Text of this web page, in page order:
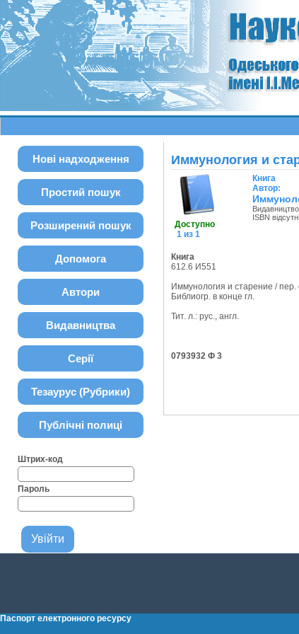
Нові надходження
Простий пошук
Розширений пошук
Допомога
Автори
Видавництва
Серії
Тезаурус (Рубрики)
Публічні полиці
Штрих-код
Пароль
Иммунология и
Доступно
1 из 1
Книга
Автор:
ISBN
Книга
612.6 И551
Иммунология и старение / пер.
Библиогр. в конце гл.
Тит. л.: рус., англ.
0793932 Ф 3
Паспорт електронного ресурсу